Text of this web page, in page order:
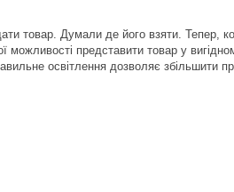
товар. Думали де його взяти. Тепер,
можливості представити товар у
освітлення дозволяє збільшити